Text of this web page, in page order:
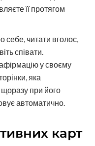
її протягом
себе, читати вголос,
співати.
у своєму
яка
при його
автоматично.
карт